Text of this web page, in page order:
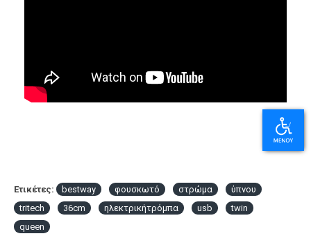
Ετικέτες: bestway φουσκωτό στρώμα
ύπνου
tritech
36cm ηλεκτρικήτρόμπα usb
twin
queen